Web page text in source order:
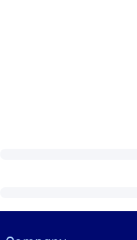
Visually hidden Text